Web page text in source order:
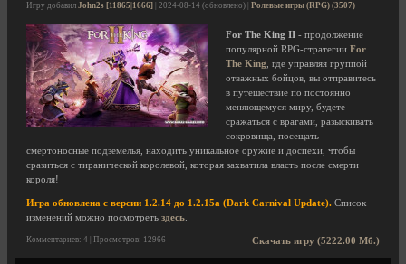
Игру добавил John2s [11865|1666] | 2024-08-14 (обновлено) | Ролевые игры (RPG) (3507)
For The King II - продолжение
популярной RPG-стратегии For
The King , где управляя группой
отважных бойцов, вы отправитесь
в путешествие по постоянно
меняющемуся миру, будете
сражаться с врагами, разыскивать
сокровища, посещать
смертоносные подземелья, находить уникальное оружие и доспехи, чтобы
сразиться с тиранической королевой, которая захватила власть после смерти
короля!
Игра обновлена с версии 1.2.14 до 1.2.15a (Dark Carnival Update). Список
изменений можно посмотреть здесь
Скачать игру (5222.00 Мб.)
Комментариев: 4 | Просмотров: 12966